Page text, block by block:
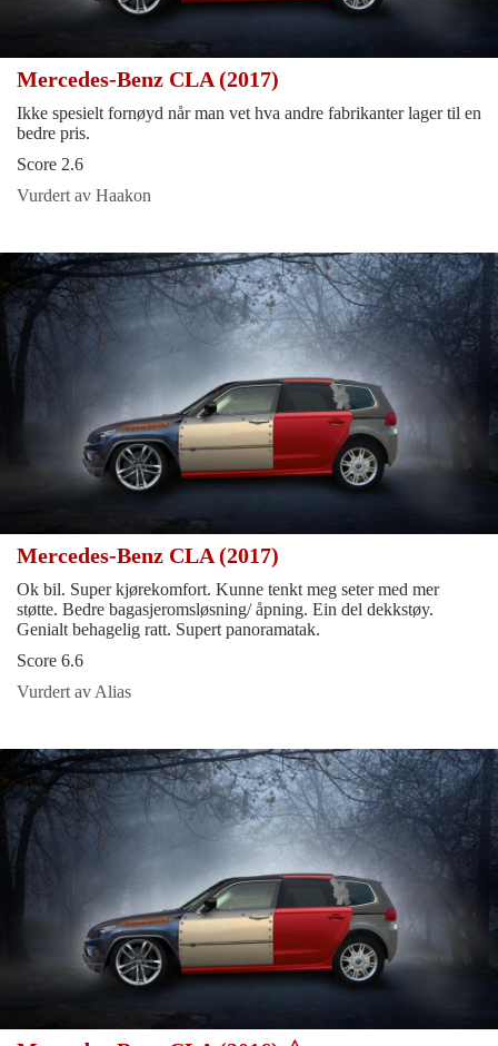
Mercedes-Benz CLA (2017)
Ikke spesielt fornøyd når man vet hva andre fabrikanter lager til en
bedre pris.
Score 2.6
Vurdert av Haakon
Mercedes-Benz CLA (2017)
Ok bil. Super kjørekomfort. Kunne tenkt meg seter med mer
støtte. Bedre bagasjeromsløsning/ åpning. Ein del dekkstøy.
Genialt behagelig ratt. Supert panoramatak.
Score 6.6
Vurdert av Alias